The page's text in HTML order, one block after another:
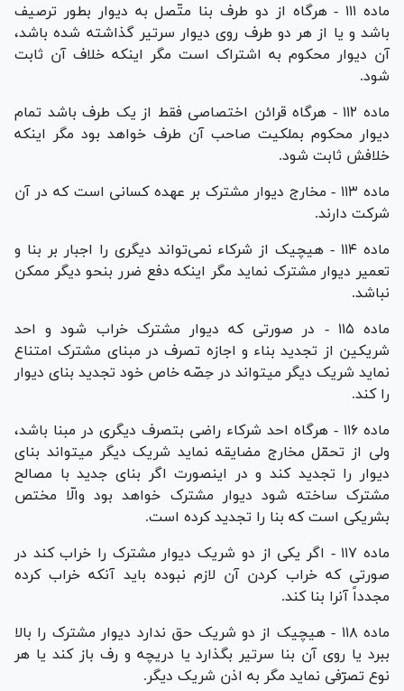
ماده ۱۱۱ - هرگاه از دو طرف بنا متّصل به دیوار بطور ترصیف
باشد و یا از هر دو طرف روی دیوار سرتیر گذاشته شده باشد،
آن دیوار محکوم به اشتراک است مگر اینکه خلاف آن ثابت
شود.
ماده ۱۱۲ - هرگاه قرائن اختصاصی فقط از یک طرف باشد تمام
دیوار محکوم بملکیت صاحب آن طرف خواهد بود مگر اینکه
خلافش ثابت شود.
ماده ۱۱۳ - مخارج دیوار مشترک بر عهده کسانی است که در آن
شرکت دارند.
ماده ۱۱۴ - هیچیک از شرکاء نمی‌تواند دیگری را اجبار بر بنا و
تعمیر دیوار مشترک نماید مگر اینکه دفع ضرر بنحو دیگر ممکن
نباشد.
ماده ۱۱۵ - در صورتی که دیوار مشترک خراب شود و احد
شریکین از تجدید بناء و اجازه تصرف در مبنای مشترک امتناع
نماید شریک دیگر میتواند در حِصّه خاص خود تجدید بنای دیوار
را کند.
ماده ۱۱۶ - هرگاه احد شرکاء راضی بتصرف دیگری در مبنا باشد،
ولی از تحمّل مخارج مضایقه نماید شریک دیگر میتواند بنای
دیوار را تجدید کند و در اینصورت اگر بنای جدید با مصالح
مشترک ساخته شود دیوار مشترک خواهد بود والّا مختص
بشریکی است که بنا را تجدید کرده است.
ماده ۱۱۷ - اگر یکی از دو شریک دیوار مشترک را خراب کند در
صورتی که خراب کردن آن لازم نبوده باید آنکه خراب کرده
مجدداً آنرا بنا کند.
ماده ۱۱۸ - هیچیک از دو شریک حق ندارد دیوار مشترک را بالا
ببرد یا روی آن بنا سرتیر بگذارد یا دریچه و رف باز کند یا هر
نوع تصرّفی نماید مگر به اذن شریک دیگر.